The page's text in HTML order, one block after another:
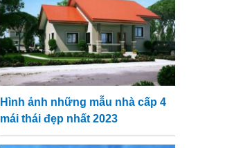
Hình ảnh những mẫu nhà cấp 4
mái thái đẹp nhất 2023